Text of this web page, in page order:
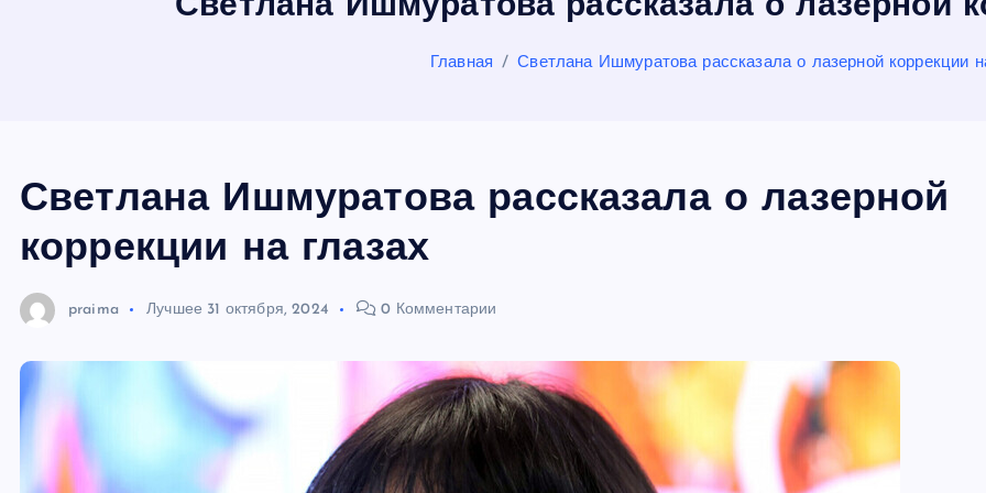
Светлана Ишмуратова рассказала о лазерной
Главная Светлана Ишмуратова рассказала о лазерной коррекции
Светлана Ишмуратова рассказала о лазерной
коррекции на глазах
praima Лучшее 31 октября, 2024 0 Комментарии